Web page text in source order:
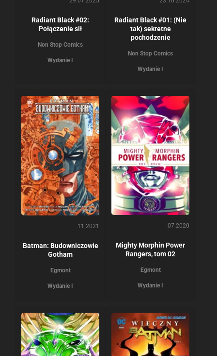
Radiant Black #02:
Połączenie sił
Non Stop Comics
Wydanie I
Radiant Black #01: (Nie
tak) sekretne
pochodzenie
Non Stop Comics
Wydanie I
11.2021
Batman: Budowniczowie
Gotham
Egmont
Wydanie I
07.2020
Mighty Morphin Power
Rangers, tom 02
Egmont
Wydanie I